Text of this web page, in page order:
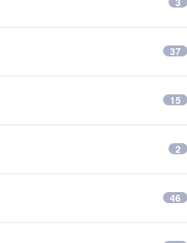
37
15
2
46